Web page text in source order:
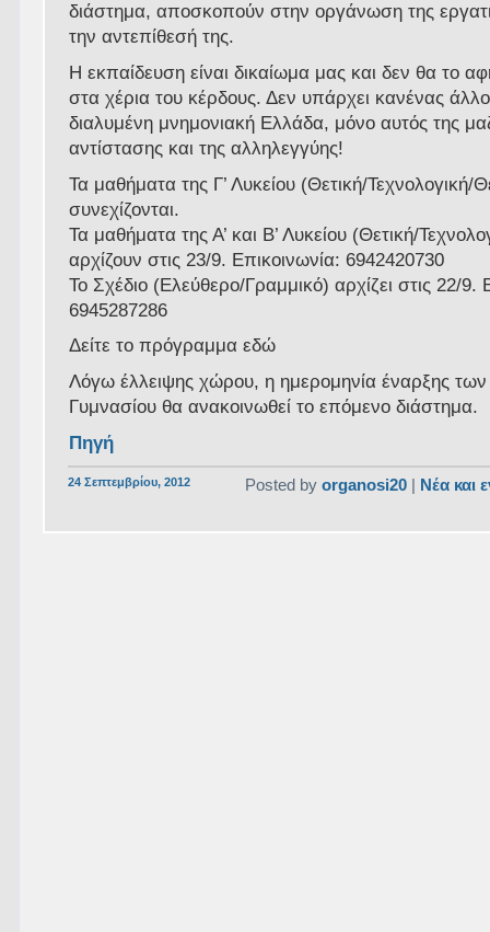
διάστημα, αποσκοπούν στην οργάνωση της
την αντεπίθεσή της.
Η εκπαίδευση είναι δικαίωμα μας και δεν θα το
στα χέρια του κέρδους. Δεν υπάρχει κανένας
διαλυμένη μνημονιακή Ελλάδα, μόνο αυτός της
αντίστασης και της αλληλεγγύης!
Τα μαθήματα της Γ’ Λυκείου (Θετική/
συνεχίζονται.
Τα μαθήματα της Α’ και Β’ Λυκείου (Θετική/
αρχίζουν στις 23/9. Επικοινωνία: 6942420730
Το Σχέδιο (Ελεύθερο/Γραμμικό) αρχίζει στις 22/9.
6945287286
Δείτε το πρόγραμμα εδώ
Λόγω έλλειψης χώρου, η ημερομηνία έναρξης
Γυμνασίου θα ανακοινωθεί το επόμενο διάστημα.
Πηγή
24 Σεπτεμβρίου, 2012 Posted byorganosi20 | Νέα και